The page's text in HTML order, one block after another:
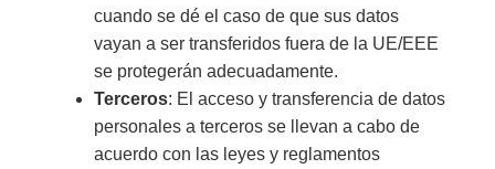
cuando se dé el caso de que sus datos
vayan a ser transferidos fuera de la UE/EEE
se protegerán adecuadamente.
Terceros: El acceso y transferencia de datos
personales a terceros se llevan a cabo de
acuerdo con las leyes y reglamentos